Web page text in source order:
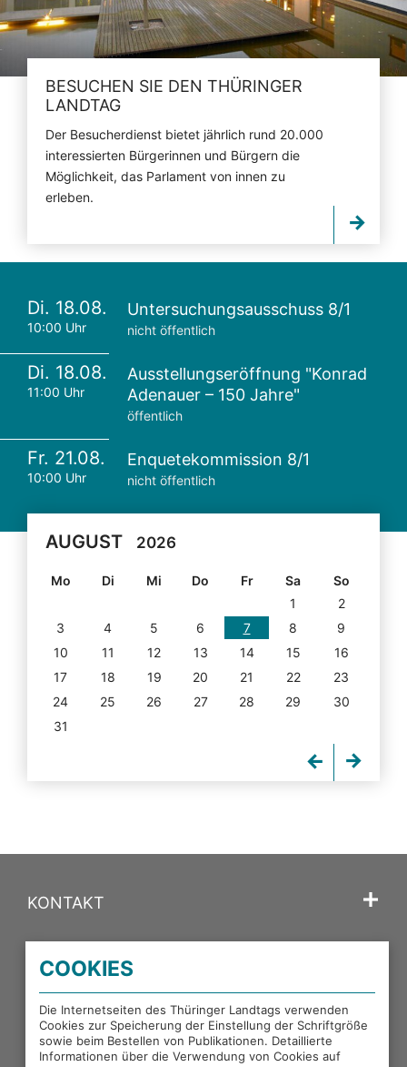
BESUCHEN SIE DEN THÜRINGER
LANDTAG
Der Besucherdienst bietet jährlich rund 20.000
interessierten Bürgerinnen und Bürgern die
Möglichkeit, das Parlament von innen zu
erleben.
Di. 18.08.
10:00 Uhr
Untersuchungsausschuss 8/1
nicht öffentlich
Di. 18.08.
11:00 Uhr
Ausstellungseröffnung "Konrad
Adenauer – 150 Jahre"
öffentlich
Fr. 21.08.
10:00 Uhr
Enquetekommission 8/1
nicht öffentlich
AUGUST 2026
Mo Di Mi Do Fr Sa
So
1
2
3
4 5 6 7 8
9
10
11 12 13 14 15
16
17
18 19 20 21 22
23
24
25 26 27 28 29
30
31
KONTAKT
PORTALE DES THÜRINGER LANDTAGS
EXTERNE LINKS
COOKIES
Die Internetseiten des Thüringer Landtags verwenden
Cookies zur Speicherung der Einstellung der Schriftgröße
sowie beim Bestellen von Publikationen. Detaillierte
Informationen über die Verwendung von Cookies auf